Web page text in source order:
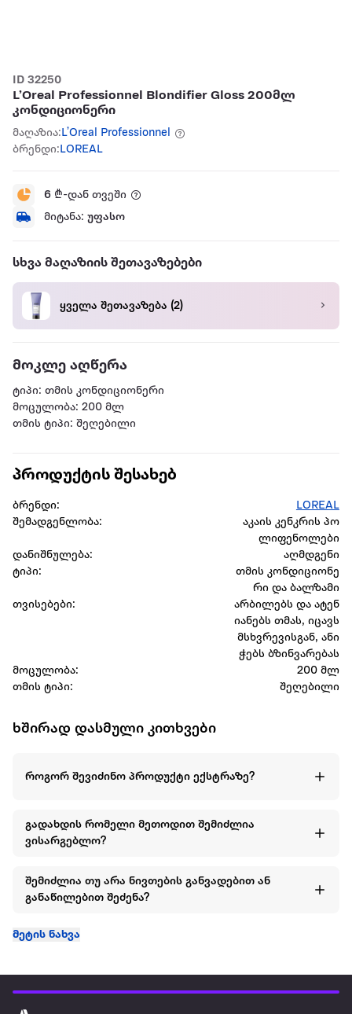
ID 32250
L’Oreal Professionnel Blondifier Gloss 200მლ
კონდიციონერი
მაღაზია:L’Oreal Professionnel
ბრენდი:LOREAL
6 ₾-დან თვეში
მიტანა: უფასო
სხვა მაღაზიის შეთავაზებები
ყველა შეთავაზება (2)
მოკლე აღწერა
ტიპი: თმის კონდიციონერი
მოცულობა: 200 მლ
თმის ტიპი: შეღებილი
პროდუქტის შესახებ
ბრენდი:
LOREAL
შემადგენლობა:
აკაის კენკრის პო
ლიფენოლები
დანიშნულება:
აღმდგენი
ტიპი:
თმის კონდიციონე
რი და ბალზამი
თვისებები:
არბილებს და ატენ
იანებს თმას, იცავს
მსხვრევისგან, ანი
ჭებს ბზინვარებას
მოცულობა:
200 მლ
თმის ტიპი:
შეღებილი
ხშირად დასმული კითხვები
როგორ შევიძინო პროდუქტი ექსტრაზე?
გადახდის რომელი მეთოდით შემიძლია
ვისარგებლო?
შემიძლია თუ არა ნივთების განვადებით ან
განაწილებით შეძენა?
მეტის ნახვა